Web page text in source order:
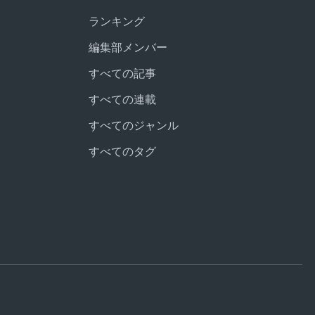
ランキング
編集部メンバー
すべての記事
すべての連載
すべてのジャンル
すべてのタグ